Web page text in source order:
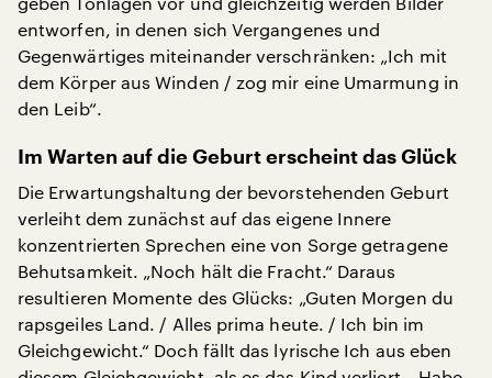
entworfen, in denen sich Vergangenes und
Gegenwärtiges miteinander verschränken: „Ich mit
dem Körper aus Winden / zog mir eine Umarmung in
den Leib“.
Im Warten auf die Geburt erscheint das Glück
Die Erwartungshaltung der bevorstehenden Geburt
verleiht dem zunächst auf das eigene Innere
konzentrierten Sprechen eine von Sorge getragene
Behutsamkeit. „Noch hält die Fracht.“ Daraus
resultieren Momente des Glücks: „Guten Morgen du
rapsgeiles Land. / Alles prima heute. / Ich bin im
Gleichgewicht.“ Doch fällt das lyrische Ich aus eben